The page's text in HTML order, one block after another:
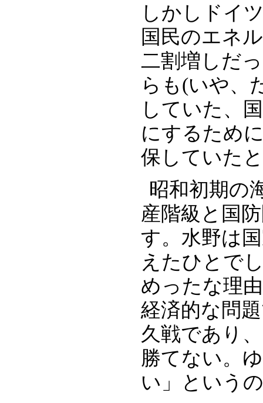
しかしドイ
国民のエネ
二割増しだ
らも(いや、
していた、
にするため
保していた
昭和初期の
産階級と国
す。水野は
えたひとで
めったな理
経済的な問
久戦であり
勝てない。
い」という